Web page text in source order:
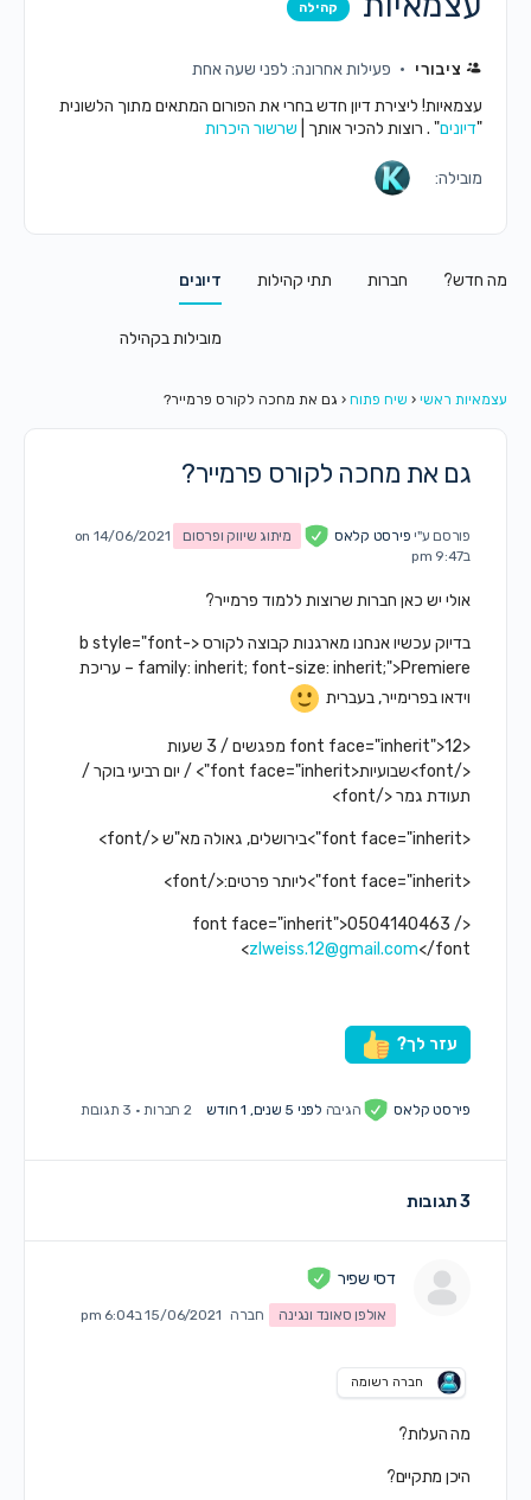
קהילה
ציבורי
פעילות אחרונה: לפני שעה אחת
עצמאיות! ליצירת דיון חדש בחרי את הפורום המתאים מתוך הלשונית
"דיונים" . רוצות להכיר אותך | שרשור היכרות
מובילה:
מה חדש? חברות תתי קהילות דיונים
מובילות בקהילה
עצמאיות ראשי ‹ שיח פתוח ‹ גם את מחכה לקורס פרמייר?
גם את מחכה לקורס פרמייר?
פורסם ע"י פירסט קלאס מיתוג שיווק ופרסום
on 14/06/2021
ב9:47 pm
אולי יש כאן חברות שרוצות ללמוד פרמייר?
בדיוק עכשיו אנחנו מארגנות קבוצה לקורס <b style="font-
family: inherit; font-size: inherit;">Premiere – עריכת
וידאו בפרימייר, בעברית
<font face="inherit">12 מפגשים / 3 שעות
</font>שבועיות<font face="inherit"> / יום רביעי בוקר /
תעודת גמר </font>
<font face="inherit">בירושלים, גאולה מא"ש </font>
<font face="inherit">ליותר פרטים:</font>
<font face="inherit">0504140463 /
zlweiss.12@gmail.com</font>
עזר לך?
פירסט קלאס הגיבה לפני 5 שנים, 1 חודש 2 חברות · 3 תגובות
3 תגובות
דסי שפיר
אולפן סאונד ונגינה חברה 15/06/2021 ב6:04 pm
חברה רשומה
מה העלות?
היכן מתקיים?